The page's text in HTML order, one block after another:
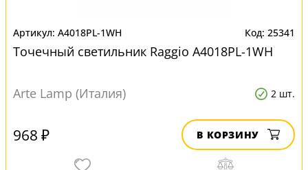
A4018PL-1WH 25341
Точечный светильник Raggio A4018PL-1WH
Arte Lamp (Италия) 2 шт.
968 ₽ В КОРЗИНУ